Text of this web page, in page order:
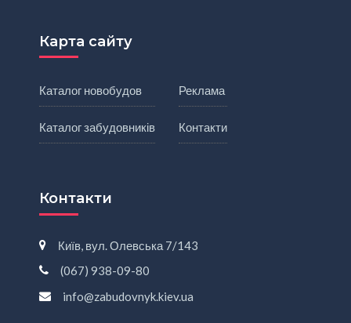
Карта сайту
Каталог новобудов
Каталог забудовників
Реклама
Контакти
Контакти
Київ, вул. Олевська 7/143
(067) 938-09-80
info@zabudovnyk.kiev.ua